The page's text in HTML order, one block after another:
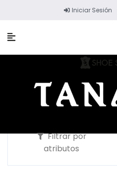
Iniciar Sesión
Filtrar por
atributos